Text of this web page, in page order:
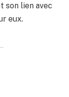
son lien avec
eux.